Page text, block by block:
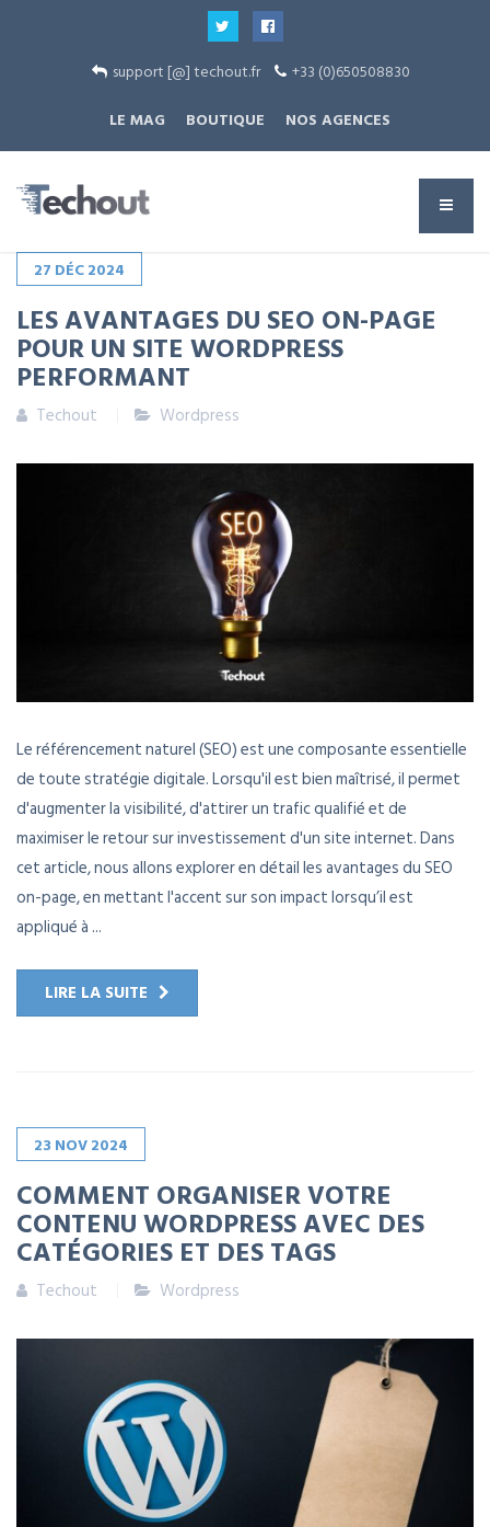
support [@] techout.fr
+33 (0)650508830
LE MAG
BOUTIQUE NOS AGENCES
27 DÉC2024
LES AVANTAGES DU SEO ON-PAGE
POUR UN SITE WORDPRESS
PERFORMANT
Techout Wordpress
Le référencement naturel (SEO) est une composante essentielle
de toute stratégie digitale. Lorsqu'il est bien maîtrisé, il permet
d'augmenter la visibilité, d'attirer un trafic qualifié et de
maximiser le retour sur investissement d'un site internet. Dans
cet article, nous allons explorer en détail les avantages du SEO
on-page, en mettant l'accent sur son impact lorsqu’il est
appliqué à ...
LIRE LA SUITE
23 NOV2024
COMMENT ORGANISER VOTRE
CONTENU WORDPRESS AVEC DES
CATÉGORIES ET DES TAGS
Techout Wordpress